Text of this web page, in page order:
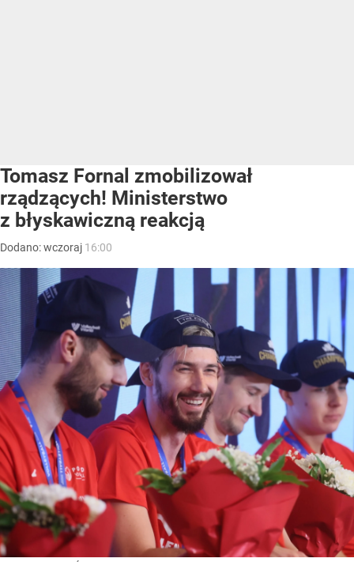
Tomasz Fornal zmobilizował
rządzących! Ministerstwo
z błyskawiczną reakcją
Dodano:wczoraj 16:00